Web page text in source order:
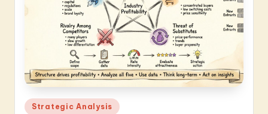
Posted
Strategic Analysis